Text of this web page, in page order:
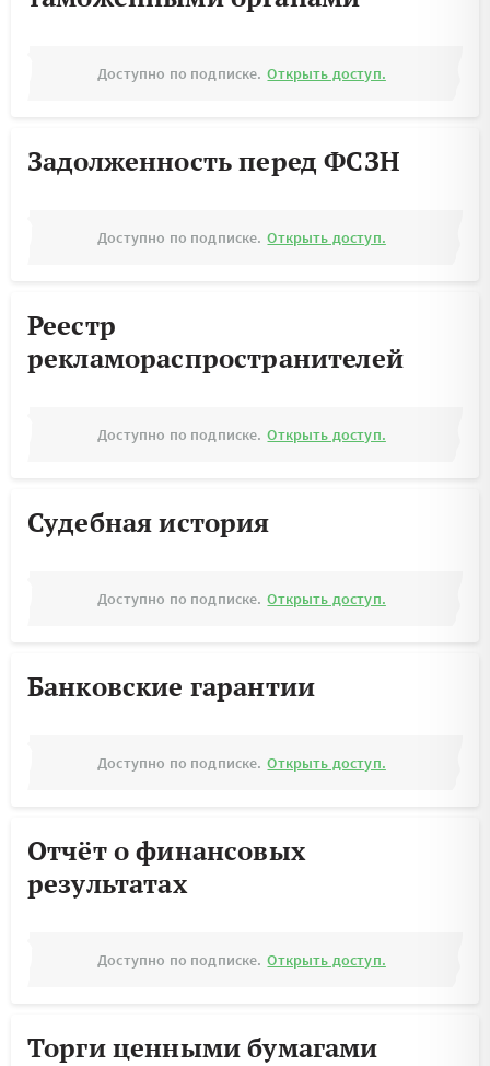
Доступно по подписке. Открыть доступ.
Задолженность перед ФСЗН
Доступно по подписке. Открыть доступ.
Реестр
рекламораспространителей
Доступно по подписке. Открыть доступ.
Судебная история
Доступно по подписке. Открыть доступ.
Банковские гарантии
Доступно по подписке. Открыть доступ.
Отчёт о финансовых
результатах
Доступно по подписке. Открыть доступ.
Торги ценными бумагами